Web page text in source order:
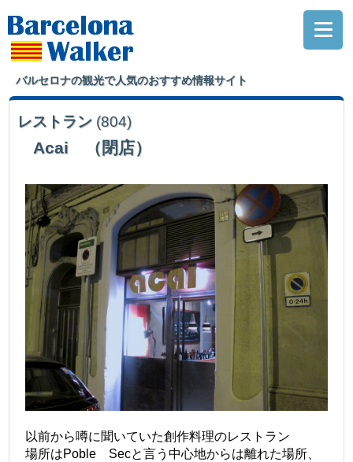
バルセロナの観光で人気のおすすめ情報サイト
レストラン (804)
Acai （閉店）
以前から噂に聞いていた創作料理のレストラン
場所はPoble Secと言う中心地からは離れた場所、